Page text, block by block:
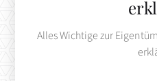
Alles Wichtige zur